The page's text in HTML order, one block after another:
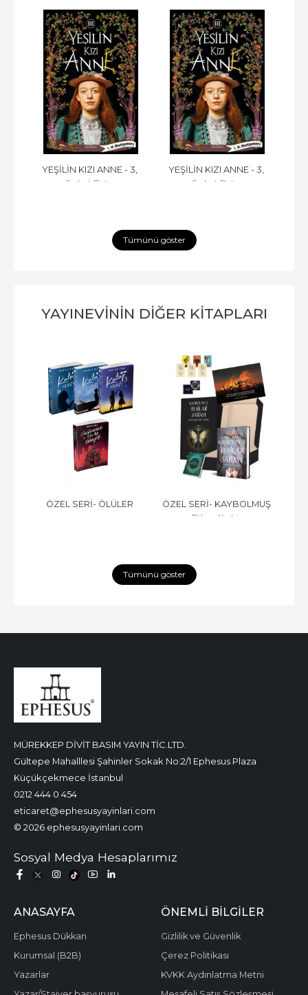
YEŞİLİN KIZI ANNE - 3,
Serhat Batur
YEŞİLİN KIZI ANNE - 3,
Serhat Batur
Tümünü göster
YAYINEVININ DIĞER KITAPLARI
ÖZEL SERİ- ÖLÜLER
ÖZEL SERİ- KAYBOLMUŞ
Dilara Keskin
Tümünü göster
MÜREKKEP DİVİT BASIM YAYIN TİC.LTD.
Gültepe Mahalllesi Şahinler Sokak No:2/1 Ephesus Plaza
Küçükçekmece İstanbul
0212 444 0 454
eticaret@ephesusyayinlari.com
© 2026 ephesusyayinlari.com
Sosyal Medya Hesaplarımız
ANASAYFA
Ephesus Dükkan
Kurumsal (B2B)
Yazarlar
ÖNEMLI BILGILER
Gizlilik ve Güvenlik
Çerez Politikası
KVKK Aydınlatma Metni